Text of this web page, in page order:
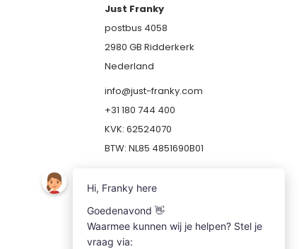
Just Franky
postbus 4058
2980 GB Ridderkerk
Nederland
info@just-franky.com
+31 180 744 400
KVK: 62524070
BTW: NL85 4851690B01